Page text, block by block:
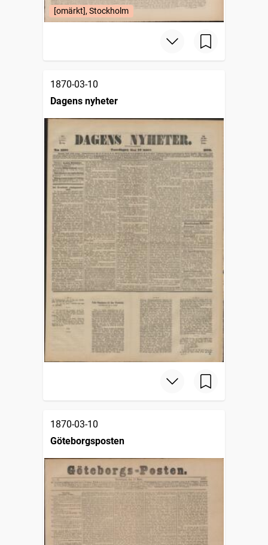
[omärkt], Stockholm
1870-03-10
Dagens nyheter
1870-03-10
Göteborgsposten